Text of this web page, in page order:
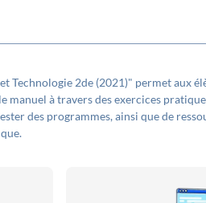
Technologie 2de (2021)" permet aux
manuel à travers des exercices
des programmes, ainsi que de